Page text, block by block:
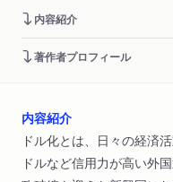
内容紹介
著作者プロフィール
内容紹介
ドル化とは、日々の経済
ドルなど信用力が高い外